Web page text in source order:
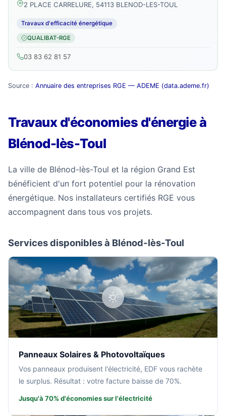
2 PLACE CARRELURE, 54113 BLENOD-LES-TOUL
Travaux d'efficacité énergétique
QUALIBAT-RGE
03 83 62 81 57
Source : Annuaire des entreprises RGE — ADEME (data.ademe.fr)
Travaux d'économies d'énergie à
Blénod-lès-Toul
La ville de Blénod-lès-Toul et la région Grand Est
bénéficient d'un fort potentiel pour la rénovation
énergétique. Nos installateurs certifiés RGE vous
accompagnent dans tous vos projets.
Services disponibles à Blénod-lès-Toul
Panneaux Solaires & Photovoltaïques
Vos panneaux produisent l'électricité, EDF vous rachète
le surplus. Résultat : votre facture baisse de 70%.
Jusqu'à 70% d'économies sur l'électricité